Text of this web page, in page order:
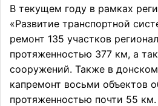
В текущем году в рамках
«Развитие транспортной
ремонт 135 участков
протяженностью 377 км, а
сооружений. Также в
капремонт восьми объектов
протяженностью почти 55 км.